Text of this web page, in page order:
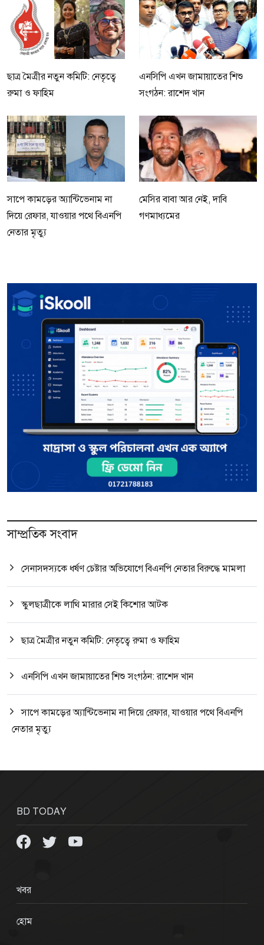
ছাত্র মৈত্রীর নতুন কমিটি: নেতৃত্বে
রুমা ও ফাহিম
এনসিপি এখন জামায়াতের শিশু
সংগঠন: রাশেদ খান
সাপে কামড়ের অ্যান্টিভেনাম না
দিয়ে রেফার, যাওয়ার পথে বিএনপি
নেতার মৃত্যু
মেসির বাবা আর নেই, দাবি
গণমাধ্যমের
সাম্প্রতিক সংবাদ
সেনাসদস্যকে ধর্ষণ চেষ্টার অভিযোগে বিএনপি নেতার বিরুদ্ধে মামলা
স্কুলছাত্রীকে লাথি মারার সেই কিশোর আটক
ছাত্র মৈত্রীর নতুন কমিটি: নেতৃত্বে রুমা ও ফাহিম
এনসিপি এখন জামায়াতের শিশু সংগঠন: রাশেদ খান
সাপে কামড়ের অ্যান্টিভেনাম না দিয়ে রেফার, যাওয়ার পথে বিএনপি
নেতার মৃত্যু
BD TODAY
খবর
হোম